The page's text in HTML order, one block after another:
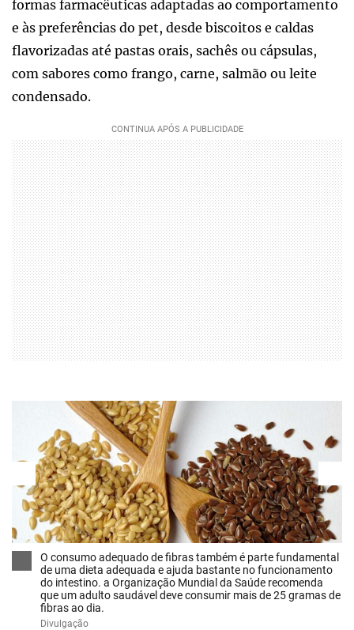
formas farmacêuticas adaptadas ao comportamento
e às preferências do pet, desde biscoitos e caldas
flavorizadas até pastas orais, sachês ou cápsulas,
com sabores como frango, carne, salmão ou leite
condensado.
O consumo adequado de fibras também é parte fundamental
de uma dieta adequada e ajuda bastante no funcionamento
do intestino. a Organização Mundial da Saúde recomenda
que um adulto saudável deve consumir mais de 25 gramas de
fibras ao dia.
Divulgação